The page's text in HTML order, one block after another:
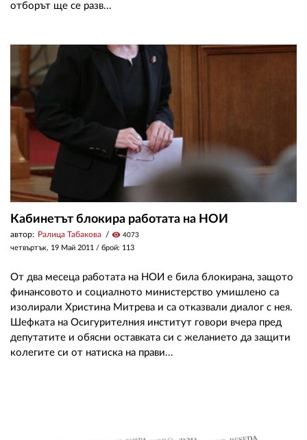
отборът ще се разв...
Кабинетът блокира работата на НОИ
автор: Ралица Табакова visibility 4073
четвъртък, 19 Май 2011 / брой: 113
От два месеца работата на НОИ е била блокирана, защото
финансовото и социалното министерство умишлено са
изолирали Христина Митрева и са отказвали диалог с нея.
Шефката на Осигурителния институт говори вчера пред
депутатите и обясни оставката си с желанието да защити
колегите си от натиска на прави...